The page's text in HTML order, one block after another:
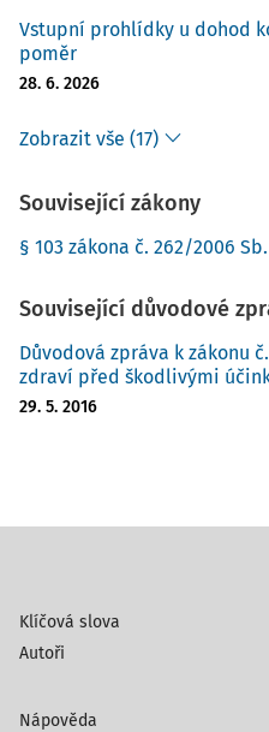
Vstupní prohlídky u dohod
poměr
28. 6. 2026
Zobrazit vše (17)
Související zákony
§ 103 zákona č. 262/2006 Sb.
Související důvodové
Důvodová zpráva k zákonu
zdraví před škodlivými
29. 5. 2016
Klíčová slova
Autoři
Nápověda